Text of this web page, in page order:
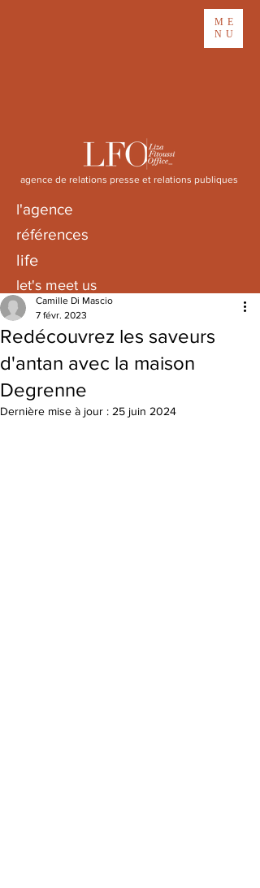
ME
NU
l'agence
références
life
let's meet us
agence de relations presse et relations publiques
Redécouvrez les saveurs
d'antan avec la maison
Degrenne
Camille Di Mascio
7 févr. 2023
Dernière mise à jour : 25 juin 2024